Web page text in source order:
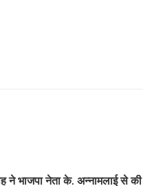
ने भाजपा नेता के. अन्नामलाई से की